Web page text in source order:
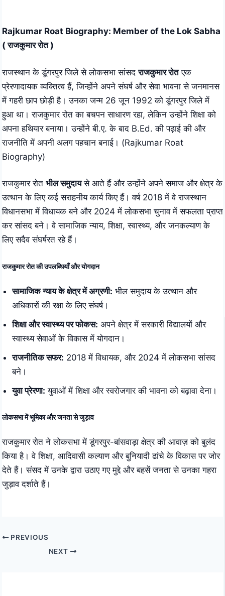
content
Rajkumar Roat Biography: Member of the Lok Sabha
( राजकुमार रोत )
राजस्थान के डूंगरपुर जिले से लोकसभा सांसदराजकुमार रोतएक
प्रेरणादायक व्यक्तित्व हैं, जिन्होंने अपने संघर्ष और सेवा भावना से जनमानस
में गहरी छाप छोड़ी है। उनका जन्म 26 जून 1992 कोडूंगरपुरजिले में
हुआ था। राजकुमार रोत का बचपन साधारण रहा, लेकिन उन्होंने शिक्षा को
अपना हथियार बनाया। उन्होंने बी.ए. के बाद B.Ed. की पढ़ाई की और
राजनीति में अपनी अलग पहचान बनाई। (Rajkumar Roat
Biography)
राजकुमार रोत भील समुदायसे आते हैं और उन्होंने अपने समाज और क्षेत्र के
उत्थान के लिए कई सराहनीय कार्य किए हैं। वर्ष 2018 में वे राजस्थान
विधानसभा में विधायक बने और 2024 में लोकसभा चुनाव में सफलता प्राप्त
कर सांसद बने। वे सामाजिक न्याय, शिक्षा, स्वास्थ्य, और जनकल्याण के
लिए सदैव संघर्षरत रहे हैं।
राजकुमार रोत की उपलब्धियाँ और योगदान
सामाजिक न्याय के क्षेत्र में अग्रणी: भील समुदाय के उत्थान और
अधिकारों की रक्षा के लिए संघर्ष।
शिक्षा और स्वास्थ्य पर फोकस: अपने क्षेत्र में सरकारी विद्यालयों और
स्वास्थ्य सेवाओं के विकास में योगदान।
राजनीतिक सफर: 2018 में विधायक, और 2024 में लोकसभा सांसद
बने।
युवा प्रेरणा: युवाओं में शिक्षा और स्वरोजगार की भावना को बढ़ावा देना।
लोकसभा में भूमिका और जनता से जुड़ाव
राजकुमार रोत ने लोकसभा में डूंगरपुर-बांसवाड़ा क्षेत्र की आवाज़ को बुलंद
किया है। वे शिक्षा, आदिवासी कल्याण और बुनियादी ढांचे के विकास पर जोर
देते हैं। संसद में उनके द्वारा उठाए गए मुद्दे और बहसें जनता से उनका गहरा
जुड़ाव दर्शाते हैं।
PREVIOUS
NEXT